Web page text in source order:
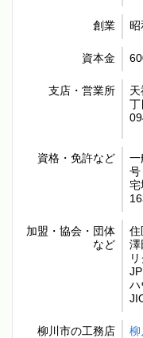
創業
資本金
支店・営業所
丁
資格・免許など
一
号
宅
加盟・協会・団体
など
住
澤
ハ
柳川市の工務店 柳